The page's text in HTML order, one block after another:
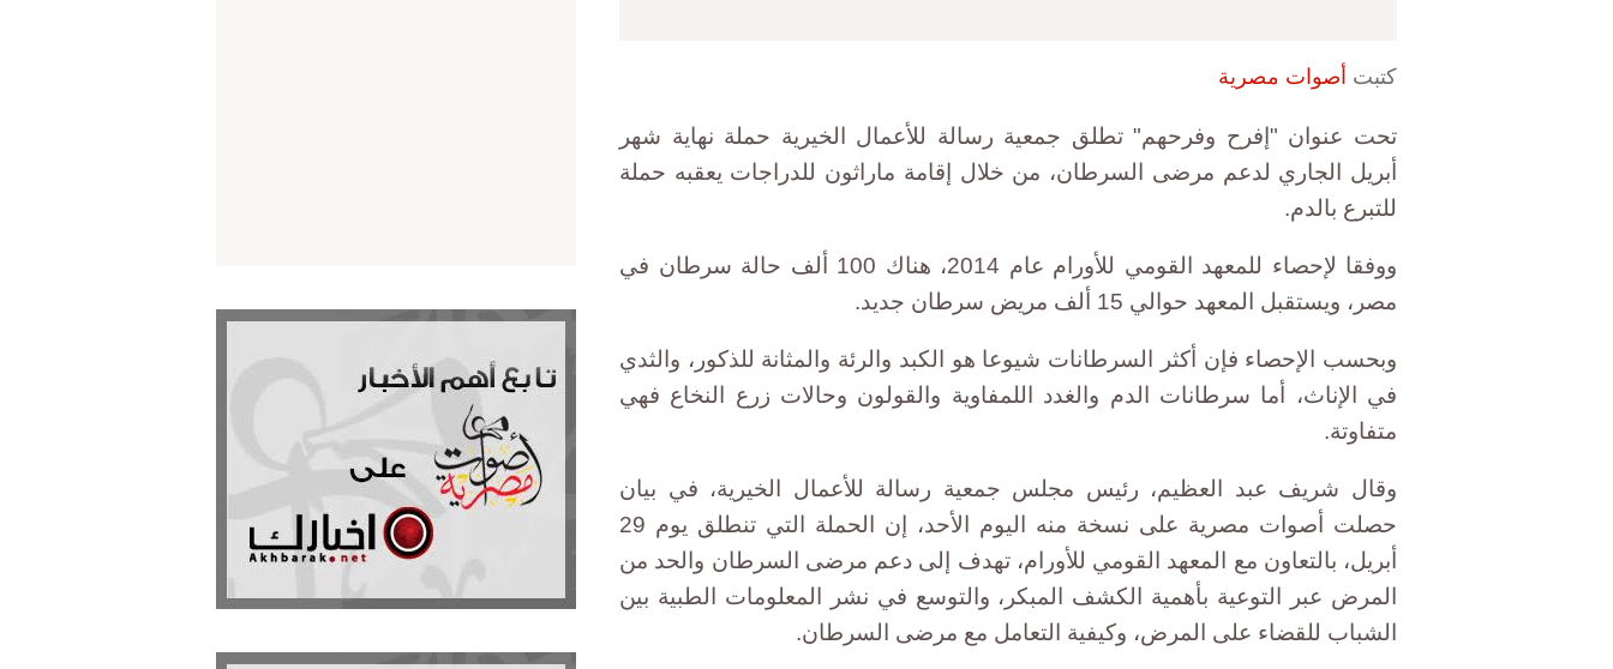
كتبت أصوات مصرية
تحت عنوان "إفرح وفرحهم" تطلق جمعية رسالة للأعمال الخيرية حملة نهاية شهر
أبريل الجاري لدعم مرضى السرطان، من خلال إقامة ماراثون للدراجات يعقبه حملة
للتبرع بالدم.
ووفقا لإحصاء للمعهد القومي للأورام عام 2014، هناك 100 ألف حالة سرطان في
مصر، ويستقبل المعهد حوالي 15 ألف مريض سرطان جديد.
وبحسب الإحصاء فإن أكثر السرطانات شيوعا هو الكبد والرئة والمثانة للذكور، والثدي
في الإناث، أما سرطانات الدم والغدد اللمفاوية والقولون وحالات زرع النخاع فهي
متفاوتة.
وقال شريف عبد العظيم، رئيس مجلس جمعية رسالة للأعمال الخيرية، في بيان
حصلت أصوات مصرية على نسخة منه اليوم الأحد، إن الحملة التي تنطلق يوم 29
أبريل، بالتعاون مع المعهد القومي للأورام، تهدف إلى دعم مرضى السرطان والحد من
المرض عبر التوعية بأهمية الكشف المبكر، والتوسع في نشر المعلومات الطبية بين
الشباب للقضاء على المرض، وكيفية التعامل مع مرضى السرطان.